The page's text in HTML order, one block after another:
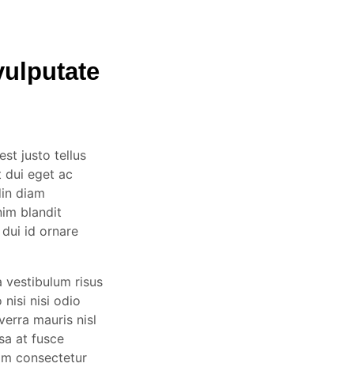
justo tellus
dui eget ac
diam
blandit
id ornare
vestibulum risus
nisi nisi odio
mauris nisl
at fusce
consectetur